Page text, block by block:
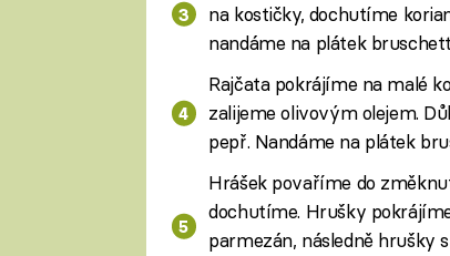
na kostičky, dochutíme
nandáme na plátek
Rajčata pokrájíme na malé
zalijeme olivovým olejem.
pepř. Nandáme na plátek
Hrášek povaříme do
dochutíme. Hrušky
parmezán, následně hrušky